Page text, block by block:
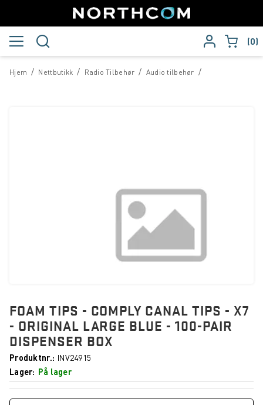
0
/
Hjem /
Nettbutikk /
Radio Tilbehør /
Audio tilbehør
FOAM TIPS - COMPLY CANAL TIPS - X7
- ORIGINAL LARGE BLUE - 100-PAIR
DISPENSER BOX
Produktnr.
INV24915
Lager
På lager